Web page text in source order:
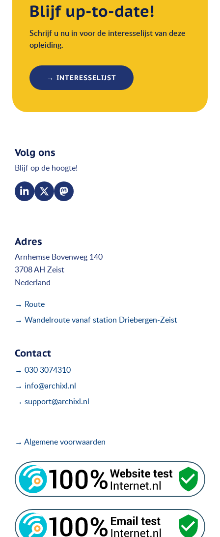
Blijf up-to-date!
Schrijf u nu in voor de interesselijst van deze
opleiding.
→ INTERESSELIJST
Volg ons
Blijf op de hoogte!
Adres
Arnhemse Bovenweg 140
3708 AH Zeist
Nederland
→ Route
→ Wandelroute vanaf station Driebergen-Zeist
Contact
→ 030 3074310
→ info@archixl.nl
→ support@archixl.nl
→ Algemene voorwaarden